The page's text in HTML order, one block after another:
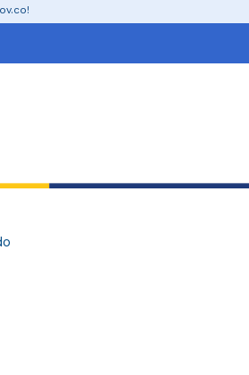
ir al contenido